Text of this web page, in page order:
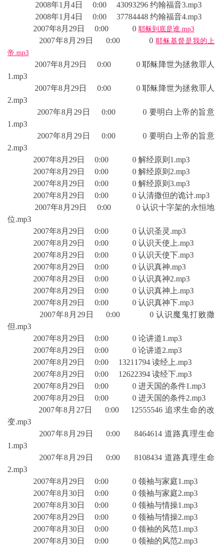
2008年1月4日 0:00 43093296 约翰福音3.mp3
2008年1月4日 0:00 37784448 约翰福音4.mp3
2007年8月29日 0:00 0 耶稣到底是谁.mp3
2007年8月29日 0:00 0耶稣基督是我的上
帝.mp3
2007年8月29日 0:00 0 耶稣降世为拯救罪人
1.mp3
2007年8月29日 0:00 0 耶稣降世为拯救罪人
2.mp3
2007年8月29日 0:00 0 要明白上帝的旨意
1.mp3
2007年8月29日 0:00 0 要明白上帝的旨意
2.mp3
2007年8月29日 0:00 0 解经原则1.mp3
2007年8月29日 0:00 0 解经原则2.mp3
2007年8月29日 0:00 0 解经原则3.mp3
2007年8月29日 0:00 0 认清撒但的诡计.mp3
2007年8月29日 0:00 0 认识十字架的永恒地
位.mp3
2007年8月29日 0:00 0 认识圣灵.mp3
2007年8月29日 0:00 0 认识天使上.mp3
2007年8月29日 0:00 0 认识天使下.mp3
2007年8月29日 0:00 0 认识真神.mp3
2007年8月29日 0:00 0 认识真神2.mp3
2007年8月29日 0:00 0 认识真神上.mp3
2007年8月29日 0:00 0 认识真神下.mp3
2007年8月29日 0:00 0 认识魔鬼打败撒
但.mp3
2007年8月29日 0:00 0 论讲道1.mp3
2007年8月29日 0:00 0 论讲道2.mp3
2007年8月29日 0:00 13211794 读经上.mp3
2007年8月29日 0:00 12622394 读经下.mp3
2007年8月29日 0:00 0 进天国的条件1.mp3
2007年8月29日 0:00 0 进天国的条件2.mp3
2007年8月27日 0:00 12555546 追求生命的改
变.mp3
2007年8月29日 0:00 8464614 道路真理生命
1.mp3
2007年8月29日 0:00 8108434 道路真理生命
2.mp3
2007年8月29日 0:00 0 领袖与家庭1.mp3
2007年8月30日 0:00 0 领袖与家庭2.mp3
2007年8月30日 0:00 0 领袖与情操1.mp3
2007年8月29日 0:00 0 领袖与情操2.mp3
2007年8月30日 0:00 0 领袖的风范1.mp3
2007年8月30日 0:00 0 领袖的风范2.mp3